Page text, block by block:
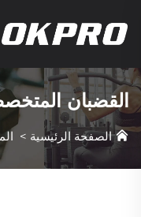
القضبان
الصفحة الرئيسية >